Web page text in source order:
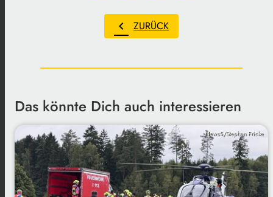
chevron_left ZURÜCK
Das könnte Dich auch interessieren
News5/Stephan Fricke